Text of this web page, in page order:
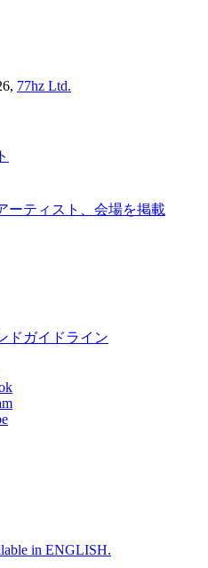
77hz Ltd.
ーティスト、会場を掲載
ドガイドライン
in ENGLISH.